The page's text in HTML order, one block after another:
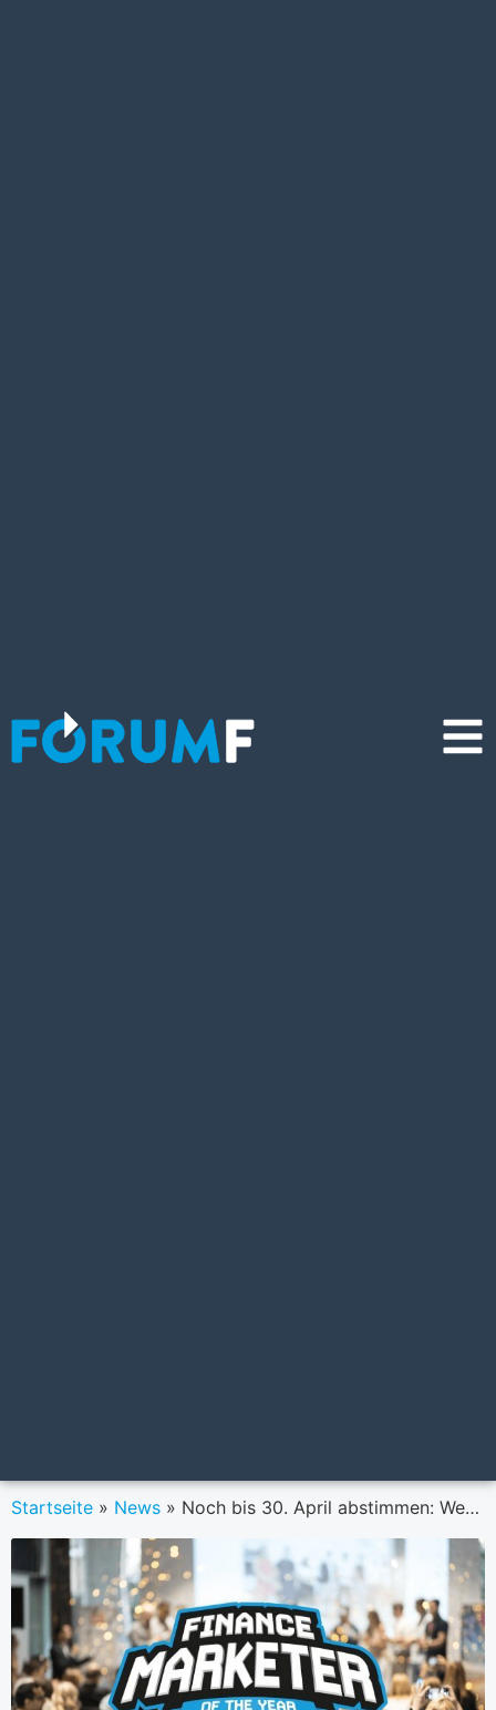
Startseite » News » Noch bis 30. April abstimmen: Wer soll Finance Marketer of the year werden?